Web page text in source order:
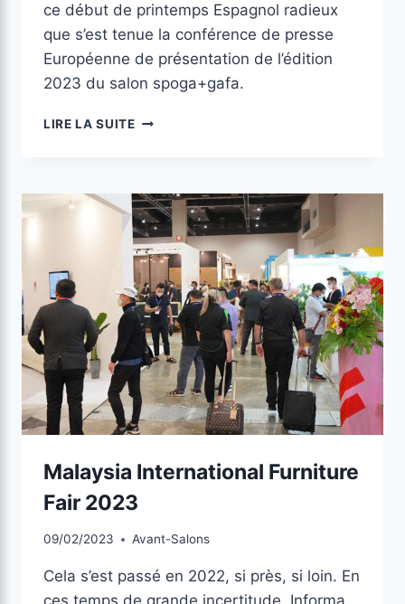
ce début de printemps Espagnol radieux
que s’est tenue la conférence de presse
Européenne de présentation de l’édition
2023 du salon spoga+gafa.
LIRE LA SUITE
Malaysia International Furniture
Fair 2023
09/02/2023 Avant-Salons
Cela s’est passé en 2022, si près, si loin. En